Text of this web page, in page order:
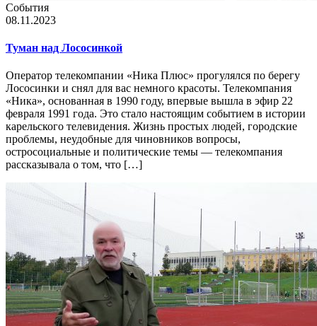
События
08.11.2023
Туман над Лососинкой
Оператор телекомпании «Ника Плюс» прогулялся по берегу
Лососинки и снял для вас немного красоты. Телекомпания
«Ника», основанная в 1990 году, впервые вышла в эфир 22
февраля 1991 года. Это стало настоящим событием в истории
карельского телевидения. Жизнь простых людей, городские
проблемы, неудобные для чиновников вопросы,
остросоциальные и политические темы — телекомпания
рассказывала о том, что […]